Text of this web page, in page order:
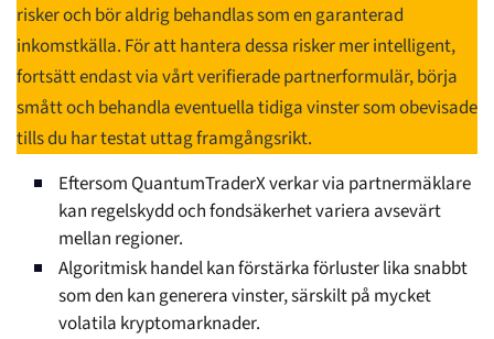
risker och bör aldrig behandlas som en garanterad
inkomstkälla. För att hantera dessa risker mer intelligent,
fortsätt endast via vårt verifierade partnerformulär, börja
smått och behandla eventuella tidiga vinster som obevisade
tills du har testat uttag framgångsrikt.
Eftersom QuantumTraderX verkar via partnermäklare
kan regelskydd och fondsäkerhet variera avsevärt
mellan regioner.
Algoritmisk handel kan förstärka förluster lika snabbt
som den kan generera vinster, särskilt på mycket
volatila kryptomarknader.